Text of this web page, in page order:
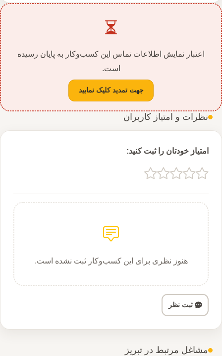
اعتبار نمایش اطلاعات تماس این کسب‌وکار به پایان رسیده
است.
جهت تمدید کلیک نمایید
نظرات و امتیاز کاربران
امتیاز خودتان را ثبت کنید:
هنوز نظری برای این کسب‌وکار ثبت نشده است.
ثبت نظر
مشاغل مرتبط در تبریز